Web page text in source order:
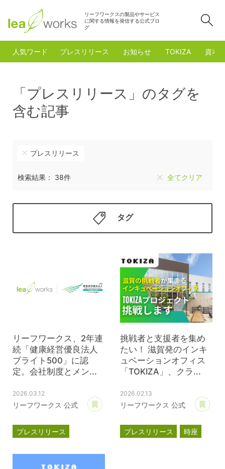
リーフワークスの製品やサービス
に関する情報を発信する公式ブロ
グ
人気ワード プレスリリース お知らせ TOKIZA 資本
「プレスリリース」のタグを
含む記事
プレスリリース
検索結果： 38件 全てクリア
タグ
リーフワークス、2年連
続「健康経営優良法人
ブライト500」に認
定。会社制度とメン...
2026.03.12
リーフワークス 公式
あとで読む
プレスリリース
ブライト500
挑戦者と支援者を集め
たい！ 滋賀発のインキ
ュベーションオフィス
「TOKIZA」、クラ...
2026.02.13
リーフワークス 公式
プレスリリース
時座